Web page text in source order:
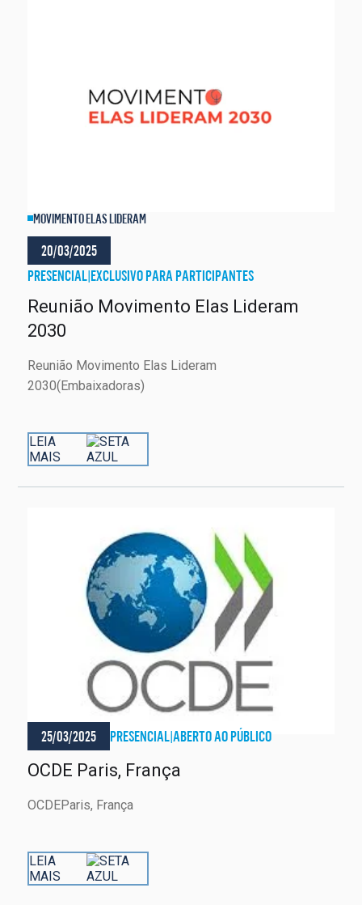
MOVIMENTO ELAS LIDERAM
20/03/2025
PRESENCIAL|EXCLUSIVO PARA PARTICIPANTES
Reunião Movimento Elas Lideram
2030
Reunião Movimento Elas Lideram
2030(Embaixadoras)
LEIA
MAIS
25/03/2025 PRESENCIAL|ABERTO AO PÚBLICO
OCDE Paris, França
OCDEParis, França
LEIA
MAIS